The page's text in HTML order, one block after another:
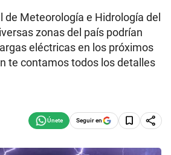
de Meteorología e Hidrología del
zonas del país podrían
eléctricas en los próximos
te contamos todos los detalles
Seguir en